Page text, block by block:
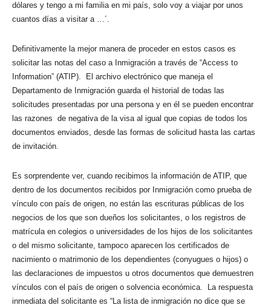
dólares y tengo a mi familia en mi país, solo voy a viajar por unos
cuantos días a visitar a …´.
Definitivamente la mejor manera de proceder en estos casos es
solicitar las notas del caso a Inmigración a través de “Access to
Information” (ATIP). El archivo electrónico que maneja el
Departamento de Inmigración guarda el historial de todas las
solicitudes presentadas por una persona y en él se pueden encontrar
las razones de negativa de la visa al igual que copias de todos los
documentos enviados, desde las formas de solicitud hasta las cartas
de invitación.
Es sorprendente ver, cuando recibimos la información de ATIP, que
dentro de los documentos recibidos por Inmigración como prueba de
vínculo con país de origen, no están las escrituras públicas de los
negocios de los que son dueños los solicitantes, o los registros de
matrícula en colegios o universidades de los hijos de los solicitantes
o del mismo solicitante, tampoco aparecen los certificados de
nacimiento o matrimonio de los dependientes (conyugues o hijos) o
las declaraciones de impuestos u otros documentos que demuestren
vínculos con el país de origen o solvencia económica. La respuesta
inmediata del solicitante es “La lista de inmigración no dice que se